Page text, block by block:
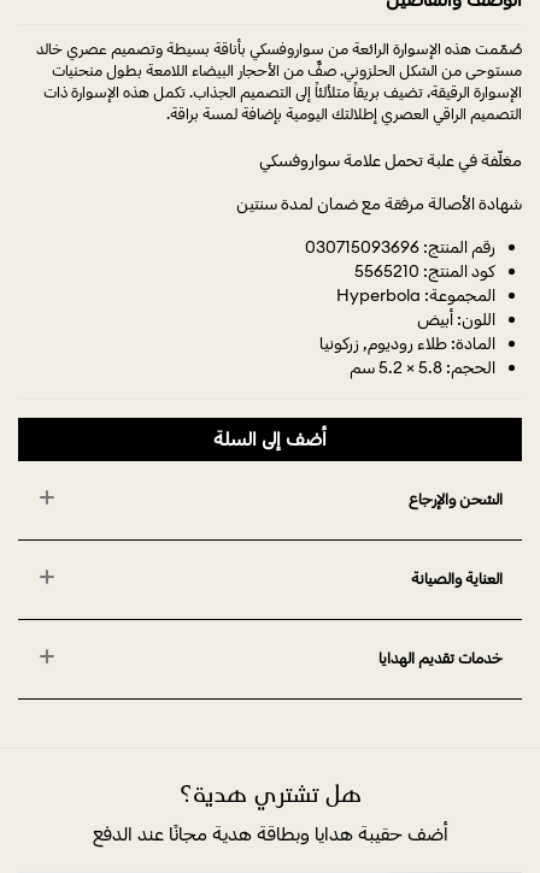
صُمِّمت هذه الإسوارة الرائعة من سواروفسكي بأناقة بسيطة وتصميم عصري خالد
مستوحى من الشكل الحلزوني. صفٌّ من الأحجار البيضاء اللامعة بطول منحنيات
الإسوارة الرقيقة، تضيف بريقاً متلألئاً إلى التصميم الجذاب. تكمل هذه الإسوارة ذات
التصميم الراقي العصري إطلالتك اليومية بإضافة لمسة براقة.
مغلّفة في علبة تحمل علامة سواروفسكي
شهادة الأصالة مرفقة مع ضمان لمدة سنتين
رقم المنتج: 030715093696
كود المنتج: 5565210
المجموعة: Hyperbola
اللون: أبيض
المادة: طلاء روديوم, زركونيا
الحجم: 5.8 × 5.2 سم
أضف إلى السلة
الشحن والإرجاع
العناية والصيانة
خدمات تقديم الهدايا
هل تشتري هدية؟
أضف حقيبة هدايا وبطاقة هدية مجانًا عند الدفع